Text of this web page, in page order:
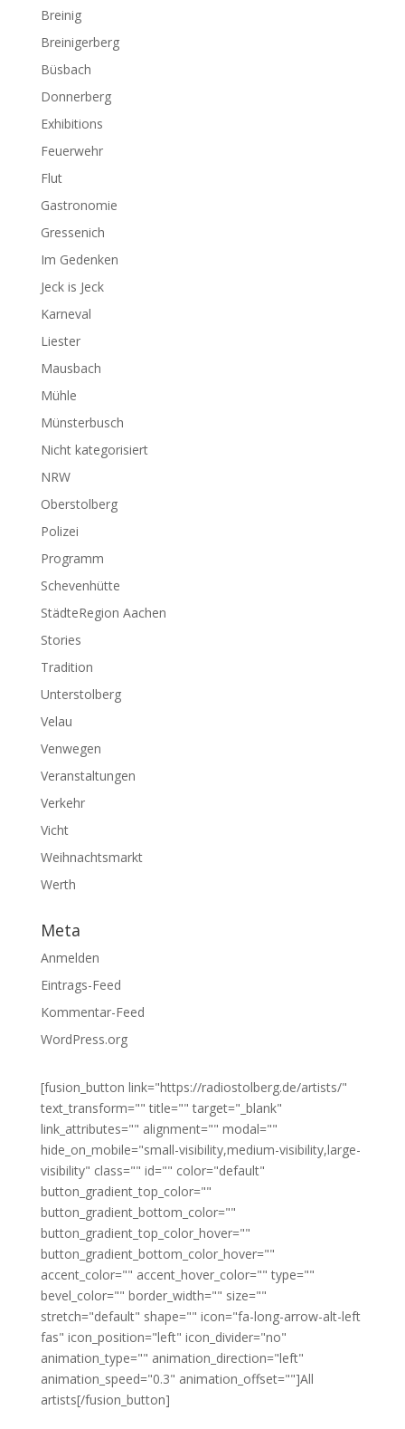
Breinig
Breinigerberg
Büsbach
Donnerberg
Exhibitions
Feuerwehr
Flut
Gastronomie
Gressenich
Im Gedenken
Jeck is Jeck
Karneval
Liester
Mausbach
Mühle
Münsterbusch
Nicht kategorisiert
NRW
Oberstolberg
Polizei
Programm
Schevenhütte
StädteRegion Aachen
Stories
Tradition
Unterstolberg
Velau
Venwegen
Veranstaltungen
Verkehr
Vicht
Weihnachtsmarkt
Werth
Meta
Anmelden
Eintrags-Feed
Kommentar-Feed
WordPress.org
[fusion_button link="https://radiostolberg.de/artists/"
text_transform="" title="" target="_blank"
link_attributes="" alignment="" modal=""
hide_on_mobile="small-visibility,medium-visibility,large-
visibility" class="" id="" color="default"
button_gradient_top_color=""
button_gradient_bottom_color=""
button_gradient_top_color_hover=""
button_gradient_bottom_color_hover=""
accent_color="" accent_hover_color="" type=""
bevel_color="" border_width="" size=""
stretch="default" shape="" icon="fa-long-arrow-alt-left
fas" icon_position="left" icon_divider="no"
animation_type="" animation_direction="left"
animation_speed="0.3" animation_offset=""]All
artists[/fusion_button]